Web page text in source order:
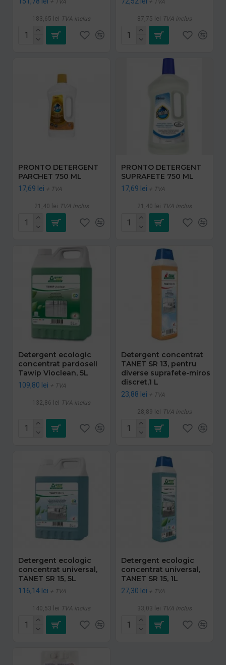
183,65 lei TVA inclus 87,75 lei TVA inclus
PRONTO DETERGENT
PARCHET 750 ML
17,69 lei + TVA
21,40 lei TVA inclus
PRONTO DETERGENT
SUPRAFETE 750 ML
17,69 lei + TVA
21,40 lei TVA inclus
Detergent ecologic
concentrat pardoseli
Tawip Vioclean, 5L
109,80 lei + TVA
132,86 lei TVA inclus
Detergent concentrat
TANET SR 13, pentru
diverse suprafete-miros
discret,1 L
23,88 lei + TVA
28,89 lei TVA inclus
Detergent ecologic
concentrat universal,
TANET SR 15, 5L
116,14 lei + TVA
140,53 lei TVA inclus
Detergent ecologic
concentrat universal,
TANET SR 15, 1L
27,30 lei + TVA
33,03 lei TVA inclus